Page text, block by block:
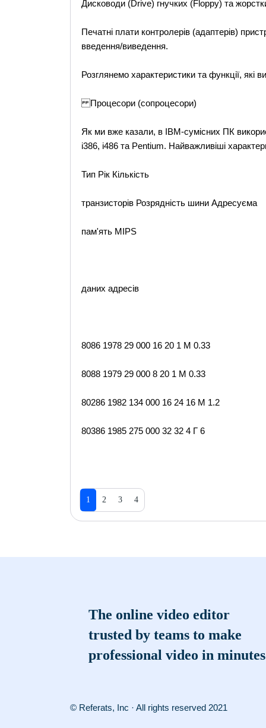
Дисководи (Drive) гнучких (Floppy) та
Печатнi плати контролерiв (адаптерiв)
введення/виведення.
Розглянемо характеристики та функцiї, якi
Процесори (сопроцесори)
Як ми вже казали, в IBM-сумiсних ПК
i386, i486 та Pentium. Найважливiшi
Тип Рік Кількість
транзисторів Розрядність шини Адресуєма
пам'ять MIPS
даних адресів
8086 1978 29 000 16 20 1 М 0.33
8088 1979 29 000 8 20 1 М 0.33
80286 1982 134 000 16 24 16 М 1.2
80386 1985 275 000 32 32 4 Г 6
1 2 3 4
The online video editor
trusted by teams to make
professional video in minutes
© Referats, Inc · All rights reserved 2021